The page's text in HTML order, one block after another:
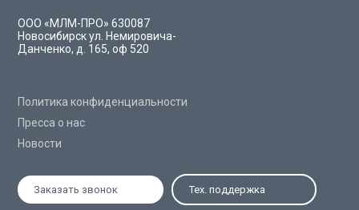
ООО «МЛМ-ПРО»630087
Новосибирск ул. Немировича-
Данченко, д. 165, оф 520
Политика конфиденциальности
Пресса о нас
Новости
Заказать звонок Тех. поддержка